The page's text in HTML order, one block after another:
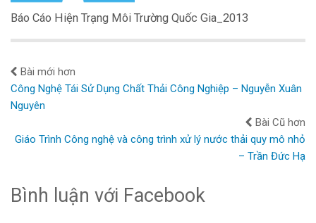
Báo Cáo Hiện Trạng Môi Trường Quốc Gia_2013
Bài mới hơn
Công Nghệ Tái Sử Dụng Chất Thải Công Nghiệp – Nguyễn Xuân
Nguyên
Bài Cũ hơn
Giáo Trình Công nghệ và công trình xử lý nước thải quy mô nhỏ
– Trần Đức Hạ
Bình luận với Facebook